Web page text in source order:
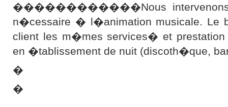
������������Nous intervenons
n�cessaire � l�animation musicale. Le
client les m�mes services� et
en �tablissement de nuit (discoth�que,
�
�